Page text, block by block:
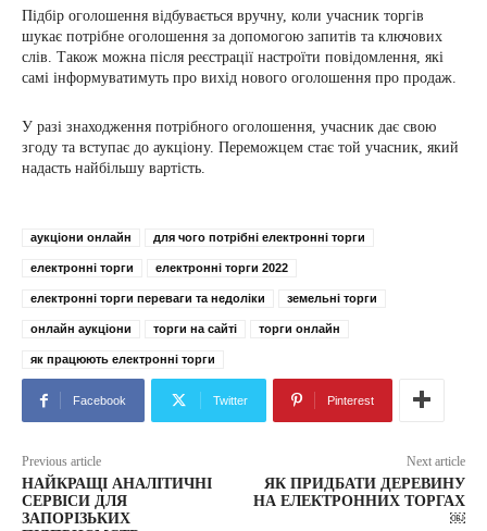
Підбір оголошення відбувається вручну, коли учасник торгів
шукає потрібне оголошення за допомогою запитів та ключових
слів. Також можна після реєстрації настроїти повідомлення, які
самі інформуватимуть про вихід нового оголошення про продаж.
У разі знаходження потрібного оголошення, учасник дає свою
згоду та вступає до аукціону. Переможцем стає той учасник, який
надасть найбільшу вартість.
аукціони онлайн для чого потрібні електронні торги
електронні торги електронні торги 2022
електронні торги переваги та недоліки земельні торги
онлайн аукціони торги на сайті торги онлайн
як працюють електронні торги
Facebook Twitter Pinterest
Previous article
НАЙКРАЩІ АНАЛІТИЧНІ
СЕРВІСИ ДЛЯ
ЗАПОРІЗЬКИХ
Next article
ЯК ПРИДБАТИ ДЕРЕВИНУ
НА ЕЛЕКТРОННИХ ТОРГАХ
￼